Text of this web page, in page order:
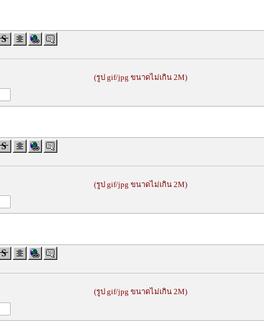
(รูป gif/jpg ขนาดไม่เกิน 2M)
(รูป gif/jpg ขนาดไม่เกิน 2M)
(รูป gif/jpg ขนาดไม่เกิน 2M)